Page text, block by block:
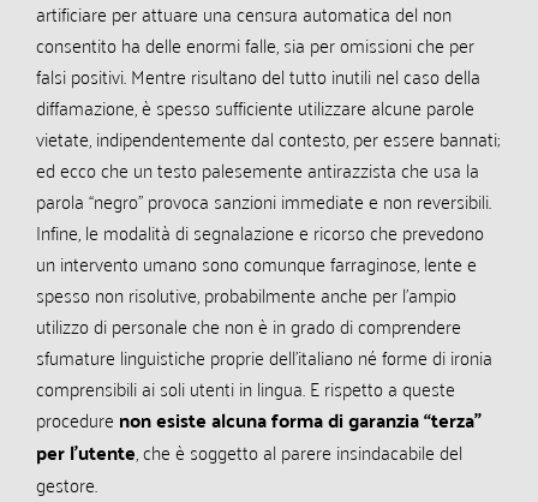
artificiare per attuare una censura automatica del non
consentito ha delle enormi falle, sia per omissioni che per
falsi positivi. Mentre risultano del tutto inutili nel caso della
diffamazione, è spesso sufficiente utilizzare alcune parole
vietate, indipendentemente dal contesto, per essere bannati;
ed ecco che un testo palesemente antirazzista che usa la
parola “negro” provoca sanzioni immediate e non reversibili.
Infine, le modalità di segnalazione e ricorso che prevedono
un intervento umano sono comunque farraginose, lente e
spesso non risolutive, probabilmente anche per l’ampio
utilizzo di personale che non è in grado di comprendere
sfumature linguistiche proprie dell’italiano né forme di ironia
comprensibili ai soli utenti in lingua. E rispetto a queste
procedurenon esiste alcuna forma di garanzia “terza”
per l’utente, che è soggetto al parere insindacabile del
gestore.